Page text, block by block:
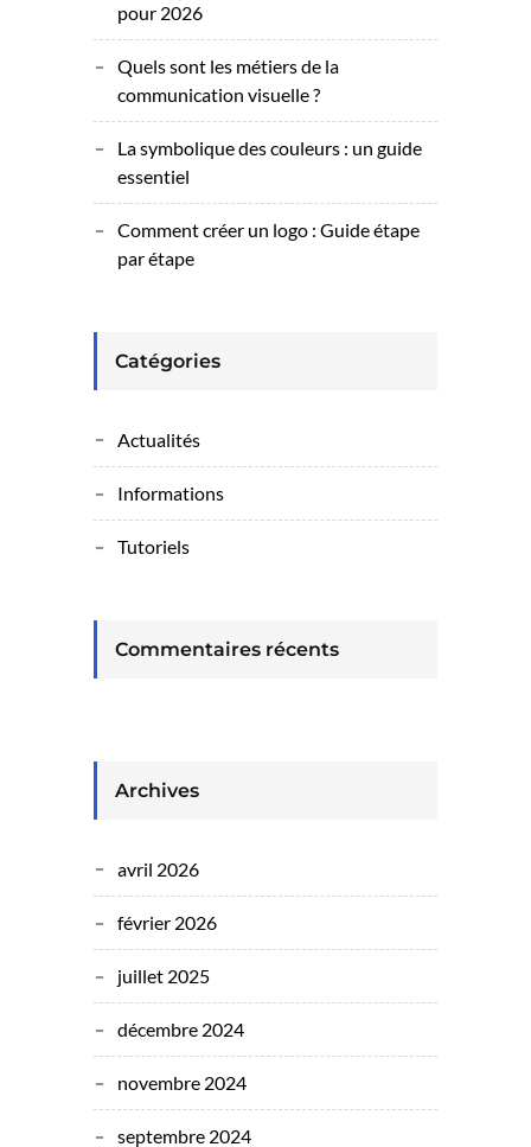
pour 2026
Quels sont les métiers de la
communication visuelle ?
La symbolique des couleurs : un guide
essentiel
Comment créer un logo : Guide étape
par étape
Catégories
Actualités
Informations
Tutoriels
Commentaires récents
Archives
avril 2026
février 2026
juillet 2025
décembre 2024
novembre 2024
septembre 2024